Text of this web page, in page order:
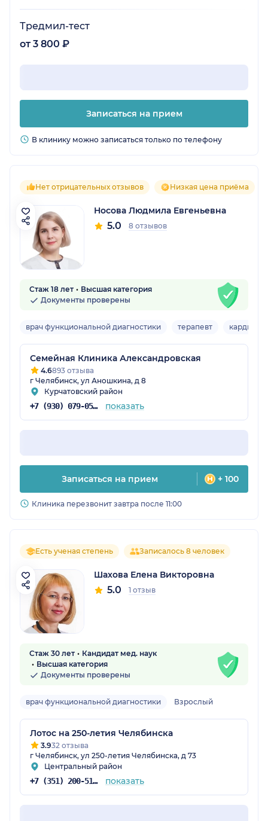
Тредмил-тест
от 3 800 ₽
Записаться на прием
В клинику можно записаться только по телефону
Нет отрицательных отзывов Низкая цена приёма
Носова Людмила Евгеньевна
5.0 8 отзывов
Стаж 18 лет
Высшая категория
Документы проверены
врач функциональной диагностики терапевт
Семейная Клиника Александровская
4.6893 отзыва
г Челябинск, ул Аношкина, д 8
Курчатовский район
+7 (930) 079-05-39 показать
Записаться на прием + 100
Клиника перезвонит завтра после 11:00
Есть ученая степень Записалось 8 человек
Шахова Елена Викторовна
5.0 1 отзыв
Стаж 30 лет
Кандидат мед. наук
Высшая категория
Документы проверены
врач функциональной диагностики Взрослый
Лотос на 250-летия Челябинска
3.932 отзыва
г Челябинск, ул 250-летия Челябинска, д 73
Центральный район
+7 (351) 200-51-58 показать